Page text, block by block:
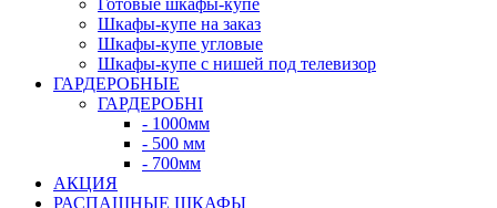
Готовые шкафы-купе
Шкафы-купе на заказ
Шкафы-купе угловые
Шкафы-купе с нишей под телевизор
ГАРДЕРОБНЫЕ
ГАРДЕРОБНІ
- 1000мм
- 500 мм
- 700мм
АКЦИЯ
РАСПАШНЫЕ ШКАФЫ